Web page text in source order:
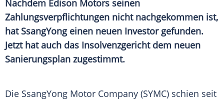
Nachdem Edison Motors seinen
Zahlungsverpflichtungen nicht nachgekommen ist,
hat SsangYong einen neuen Investor gefunden.
Jetzt hat auch das Insolvenzgericht dem neuen
Sanierungsplan zugestimmt.
Die SsangYong Motor Company (SYMC) schien seit